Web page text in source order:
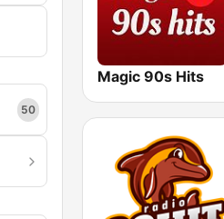
50
Magic 90s Hits